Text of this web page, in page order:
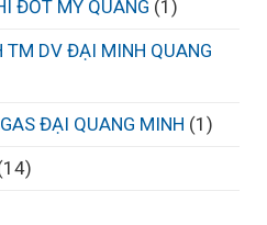
ĐỐT MỸ QUANG (1)
TM DV ĐẠI MINH QUANG
ĐẠI QUANG MINH (1)